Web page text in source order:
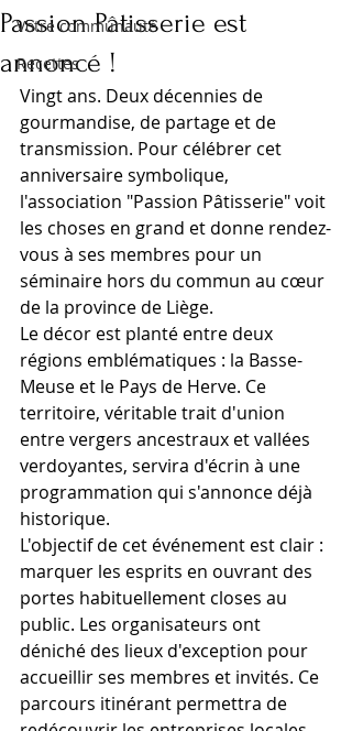
Votre communauté
Recettes
Passion Pâtisserie est
annoncé !
Vingt ans. Deux décennies de
gourmandise, de partage et de
transmission. Pour célébrer cet
anniversaire symbolique,
l'association "Passion Pâtisserie" voit
les choses en grand et donne rendez-
vous à ses membres pour un
séminaire hors du commun au cœur
de la province de Liège.
Le décor est planté entre deux
régions emblématiques : la Basse-
Meuse et le Pays de Herve. Ce
territoire, véritable trait d'union
entre vergers ancestraux et vallées
verdoyantes, servira d'écrin à une
programmation qui s'annonce déjà
historique.
L'objectif de cet événement est clair :
marquer les esprits en ouvrant des
portes habituellement closes au
public. Les organisateurs ont
déniché des lieux d'exception pour
accueillir ses membres et invités. Ce
parcours itinérant permettra de